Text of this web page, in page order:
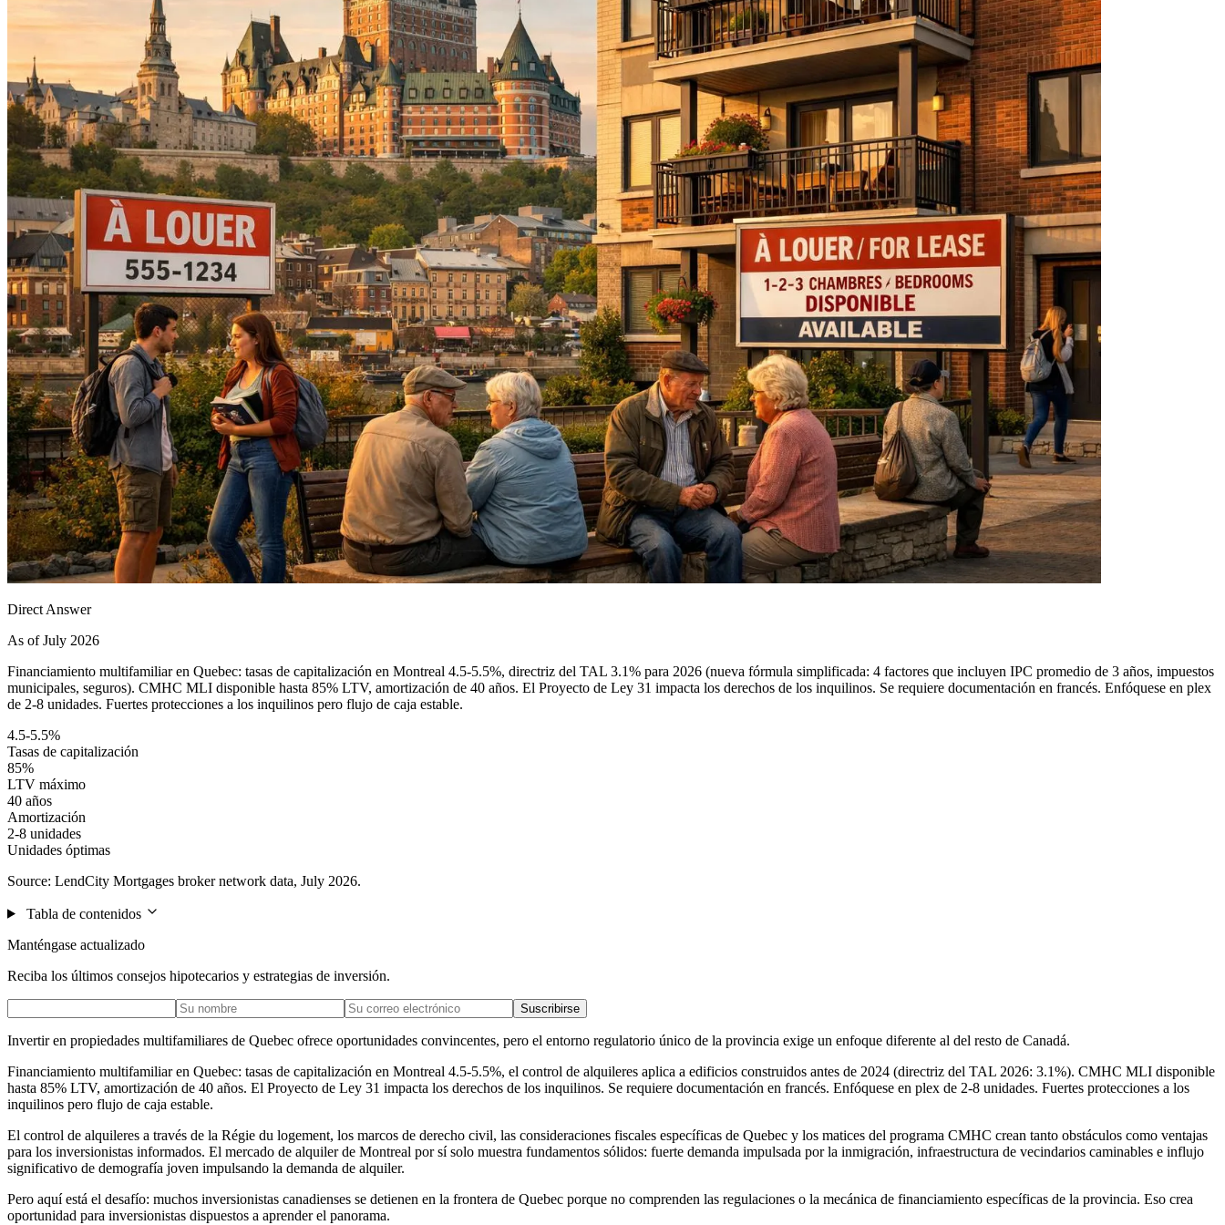
Direct Answer
As of July 2026
Financiamiento multifamiliar en Quebec: tasas de capitalización en Montreal 4.5-5.5%, directriz del TAL 3.1% para 2026 (nueva fórmula simplificada: 4 factores que incluyen IPC promedio de 3 años, impuestos
municipales, seguros). CMHC MLI disponible hasta 85% LTV, amortización de 40 años. El Proyecto de Ley 31 impacta los derechos de los inquilinos. Se requiere documentación en francés. Enfóquese en plex
de 2-8 unidades. Fuertes protecciones a los inquilinos pero flujo de caja estable.
4.5-5.5%
Tasas de capitalización
85%
LTV máximo
40 años
Amortización
2-8 unidades
Unidades óptimas
Source: LendCity Mortgages broker network data, July 2026.
Tabla de contenidos
Manténgase actualizado
Reciba los últimos consejos hipotecarios y estrategias de inversión.
Suscribirse
Invertir en propiedades multifamiliares de Quebec ofrece oportunidades convincentes, pero el entorno regulatorio único de la provincia exige un enfoque diferente al del resto de Canadá.
Financiamiento multifamiliar en Quebec: tasas de capitalización en Montreal 4.5-5.5%, el control de alquileres aplica a edificios construidos antes de 2024 (directriz del TAL 2026: 3.1%). CMHC MLI disponible
hasta 85% LTV, amortización de 40 años. El Proyecto de Ley 31 impacta los derechos de los inquilinos. Se requiere documentación en francés. Enfóquese en plex de 2-8 unidades. Fuertes protecciones a los
inquilinos pero flujo de caja estable.
El control de alquileres a través de la Régie du logement, los marcos de derecho civil, las consideraciones fiscales específicas de Quebec y los matices del programa CMHC crean tanto obstáculos como ventajas
para los inversionistas informados. El mercado de alquiler de Montreal por sí solo muestra fundamentos sólidos: fuerte demanda impulsada por la inmigración, infraestructura de vecindarios caminables e influjo
significativo de demografía joven impulsando la demanda de alquiler.
Pero aquí está el desafío: muchos inversionistas canadienses se detienen en la frontera de Quebec porque no comprenden las regulaciones o la mecánica de financiamiento específicas de la provincia. Eso crea
oportunidad para inversionistas dispuestos a aprender el panorama.